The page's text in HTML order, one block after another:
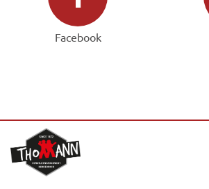
Facebook